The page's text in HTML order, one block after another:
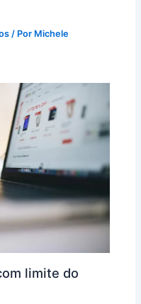
/ Por Michele
limite do